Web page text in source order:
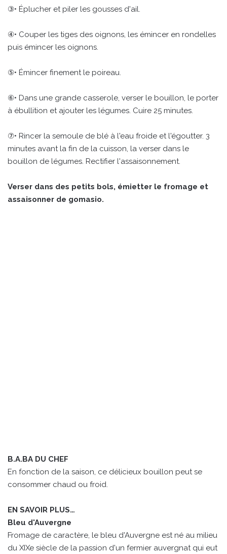
③• Éplucher et piler les gousses d'ail.
④• Couper les tiges des oignons, les émincer en rondelles
puis émincer les oignons.
⑤• Émincer finement le poireau.
⑥• Dans une grande casserole, verser le bouillon, le porter
à ébullition et ajouter les légumes. Cuire 25 minutes.
⑦• Rincer la semoule de blé à l'eau froide et l'égoutter. 3
minutes avant la fin de la cuisson, la verser dans le
bouillon de légumes. Rectifier l'assaisonnement.
Verser dans des petits bols, émietter le fromage et
assaisonner de gomasio.
B.A.BA DU CHEF
En fonction de la saison, ce délicieux bouillon peut se
consommer chaud ou froid.
EN SAVOIR PLUS…
Bleu d'Auvergne
Fromage de caractère, le bleu d'Auvergne est né au milieu
du XIXe siècle de la passion d'un fermier auvergnat qui eut